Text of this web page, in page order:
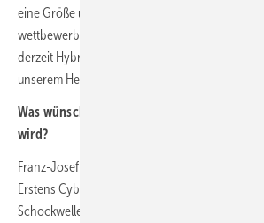
eine Größe und damit Skalierung erreicht, mit
wettbewerbsfähig in Deutschland produzieren
derzeit Hybridwechselrichter- und
unserem Heimspeicherwerk in Süddeutschland
Was wünschen Sie sich von der Politik,
wird?
Franz-Josef Feilmeier: Politisch stehen derzeit
Erstens Cybersicherheit: Durch die Branche
Schockwelle wegen des EU-Förderverbots für